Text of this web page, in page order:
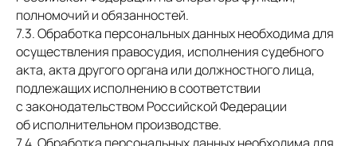
полномочий и обязанностей.
7.3. Обработка персональных данных необходима для
осуществления правосудия, исполнения судебного
акта, акта другого органа или должностного лица,
подлежащих исполнению в соответствии
с законодательством Российской Федерации
об исполнительном производстве.